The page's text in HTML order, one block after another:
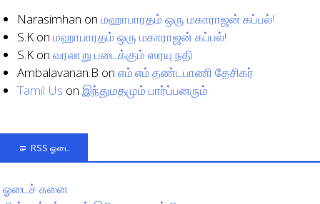
Narasimhan on மஹாபாரதம் ஒரு மகாராஜன் கப்பல்!
S.K on மஹாபாரதம் ஒரு மகாராஜன் கப்பல்!
S.K on வரலாறு படைக்கும் ஸரயு நதி
Ambalavanan.B on எம்.எம்.தண்டபாணி தேசிகர்
Tamil Us on இந்துமதமும் பார்ப்பனரும்
RSS ஓடை
ஓடைச் சுனை